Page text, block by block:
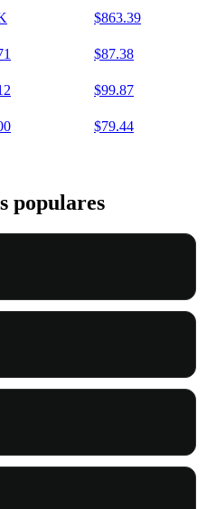
$863.39
$87.38
$99.87
$79.44
populares